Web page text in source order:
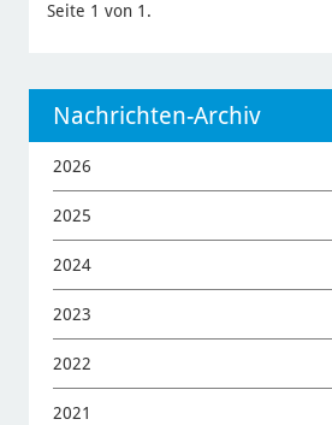
Seite 1 von 1.
Nachrichten-Archiv
2026
2025
2024
2023
2022
2021